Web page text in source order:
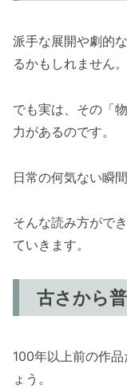
派手な展開や劇的
るかもしれません。
でも実は、その「
力があるのです。
日常の何気ない瞬
そんな読み方がで
ていきます。
古さから
100年以上前の作
ょう。